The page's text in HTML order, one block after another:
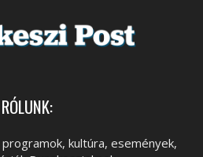
RÓLUNK:
kultúra, események,